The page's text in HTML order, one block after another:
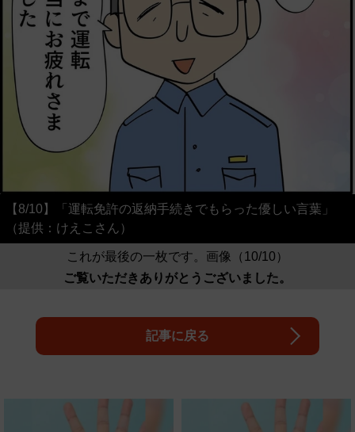
【8/10】「運転免許の返納手続きでもらった優しい言葉」
（提供：けえこさん）
これが最後の一枚です。画像（10/10）
ご覧いただきありがとうございました。
記事に戻る